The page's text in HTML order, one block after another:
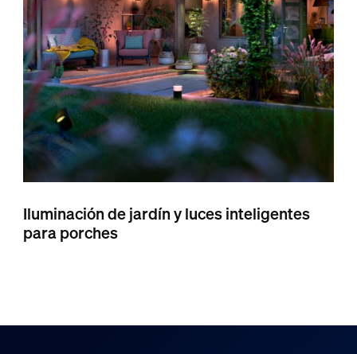
Iluminación de jardín y luces inteligentes
para porches